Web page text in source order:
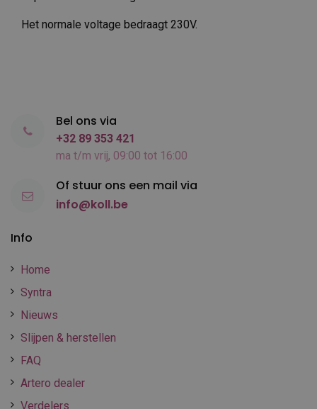
Het normale voltage bedraagt 230V.
Info
Home
Syntra
Nieuws
Slijpen & herstellen
FAQ
Artero dealer
Verdelers
Bel ons via
+32 89 353 421
ma t/m vrij, 09:00 tot 16:00
Of stuur ons een mail via
info@koll.be